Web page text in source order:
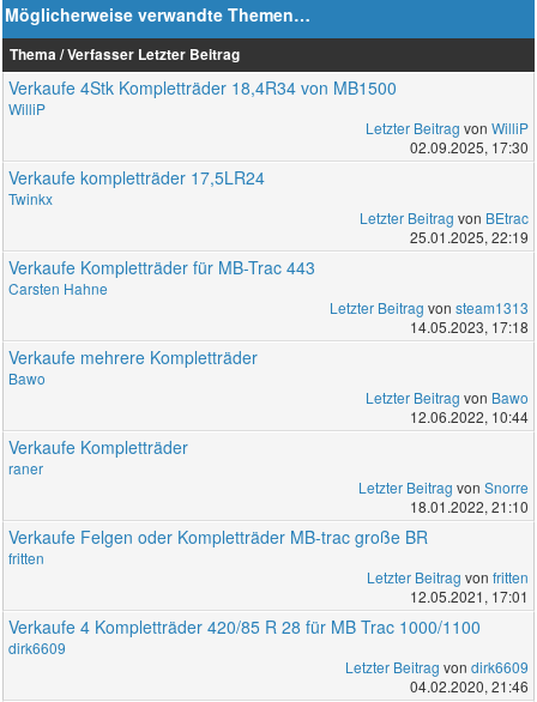
Möglicherweise verwandte Themen…
Thema / Verfasser Letzter Beitrag
Verkaufe 4Stk Kompletträder 18,4R34 von MB1500
WilliP
Letzter Beitrag von WilliP
02.09.2025, 17:30
Verkaufe kompletträder 17,5LR24
Twinkx
Letzter Beitrag von BEtrac
25.01.2025, 22:19
Verkaufe Kompletträder für MB-Trac 443
Carsten Hahne
Letzter Beitrag von steam1313
14.05.2023, 17:18
Verkaufe mehrere Kompletträder
Bawo
Letzter Beitrag von Bawo
12.06.2022, 10:44
Verkaufe Kompletträder
raner
Letzter Beitrag von Snorre
18.01.2022, 21:10
Verkaufe Felgen oder Kompletträder MB-trac große BR
fritten
Letzter Beitrag von fritten
12.05.2021, 17:01
Verkaufe 4 Kompletträder 420/85 R 28 für MB Trac 1000/1100
dirk6609
Letzter Beitrag von dirk6609
04.02.2020, 21:46